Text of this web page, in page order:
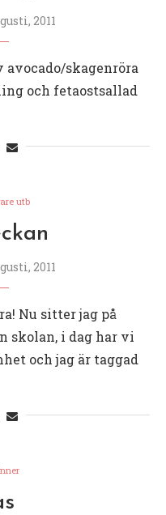
2011
avocado/skagenröra
och fetaostsallad
utb
2011
Nu sitter jag på
skolan, i dag har vi
och jag är taggad